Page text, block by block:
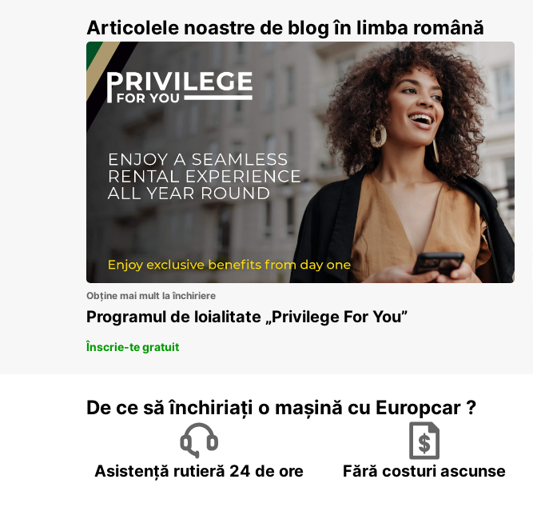
Articolele noastre de blog în limba română
Obține mai mult la închiriere
Programul de loialitate „Privilege For You”
Înscrie-te gratuit
De ce să închiriați o mașină cu Europcar ?
Asistență rutieră 24 de ore Fără costuri ascunse